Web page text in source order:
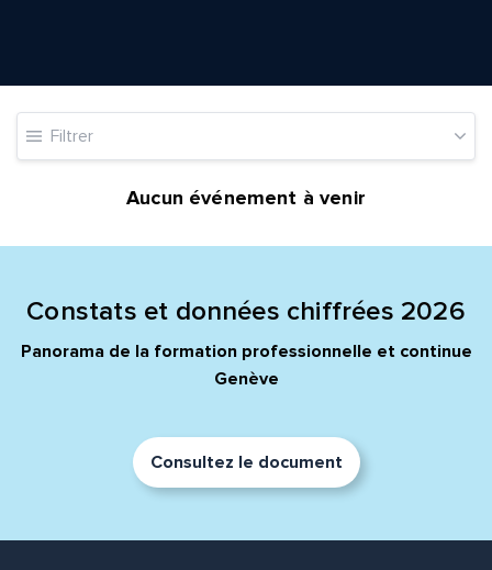
Filtrer
Aucun événement à venir
Constats et données chiffrées 2026
Panorama de la formation professionnelle et continue
Genève
Consultez le document